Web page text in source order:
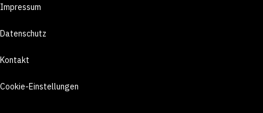
Impressum
Datenschutz
Kontakt
Cookie-Einstellungen